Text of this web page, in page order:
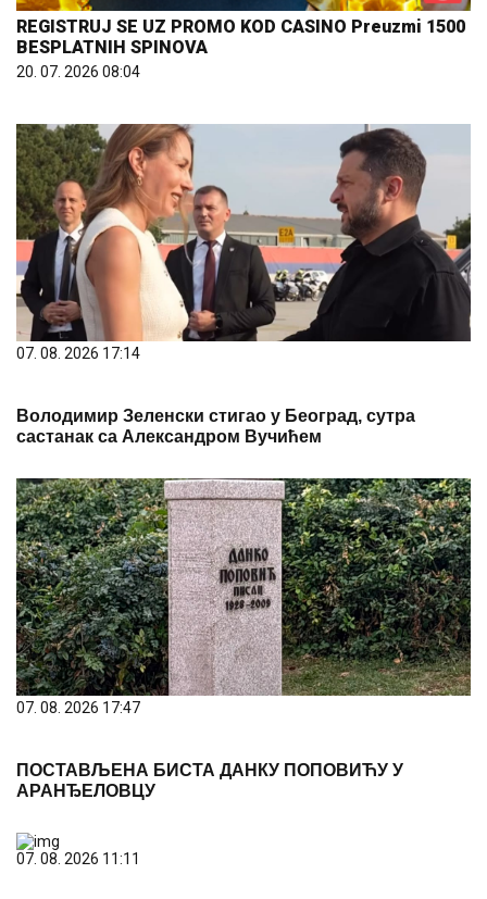
REGISTRUJ SE UZ PROMO KOD CASINO Preuzmi 1500
BESPLATNIH SPINOVA
20. 07. 2026 08:04
07. 08. 2026 17:14
Володимир Зеленски стигао у Београд, сутра
састанак са Александром Вучићем
07. 08. 2026 17:47
ПОСТАВЉЕНА БИСТА ДАНКУ ПОПОВИЋУ У
АРАНЂЕЛОВЦУ
07. 08. 2026 11:11